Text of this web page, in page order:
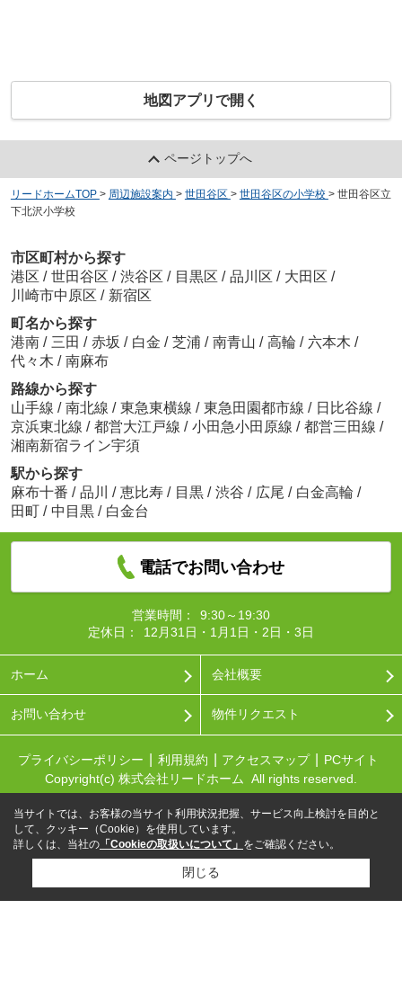
地図アプリで開く
ページトップへ
リードホームTOP > 周辺施設案内 > 世田谷区 > 世田谷区の小学校 > 世田谷区立
下北沢小学校
市区町村から探す
港区 / 世田谷区 / 渋谷区 / 目黒区 / 品川区 / 大田区 /
川崎市中原区 / 新宿区
町名から探す
港南 / 三田 / 赤坂 / 白金 / 芝浦 / 南青山 / 高輪 / 六本木 /
代々木 / 南麻布
路線から探す
山手線 / 南北線 / 東急東横線 / 東急田園都市線 / 日比谷線 /
京浜東北線 / 都営大江戸線 / 小田急小田原線 / 都営三田線 /
湘南新宿ライン宇須
駅から探す
麻布十番 / 品川 / 恵比寿 / 目黒 / 渋谷 / 広尾 / 白金高輪 /
田町 / 中目黒 / 白金台
電話でお問い合わせ
営業時間：
9:30～19:30
定休日：
12月31日・1月1日・2日・3日
ホーム 会社概要
お問い合わせ 物件リクエスト
プライバシーポリシー 利用規約 アクセスマップ
PCサイト
Copyright(c) 株式会社リードホーム All rights reserved.
当サイトでは、お客様の当サイト利用状況把握、サービス向上検討を目的と
して、クッキー（Cookie）を使用しています。
詳しくは、当社の 「Cookieの取扱いについて」 をご確認ください。
閉じる